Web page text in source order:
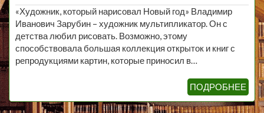
«Художник, который нарисовал Новый год» Владимир
Иванович Зарубин – художник мультипликатор. Он с
детства любил рисовать. Возможно, этому
способствовала большая коллекция открыток и книг с
репродукциями картин, которые приносил в…
ПОДРОБНЕЕ